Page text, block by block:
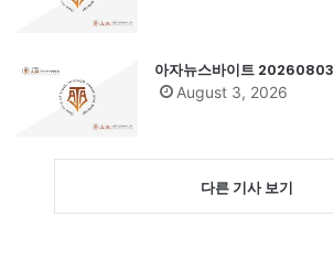
아자뉴스바이트 20260803
August 3, 2026
다른 기사 보기